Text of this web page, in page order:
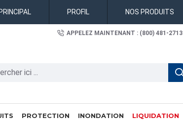
PROFIL NOS PRODUITS
APPELEZ MAINTENANT : (800) 481-2713
PROTECTION INONDATION LIQUIDATION